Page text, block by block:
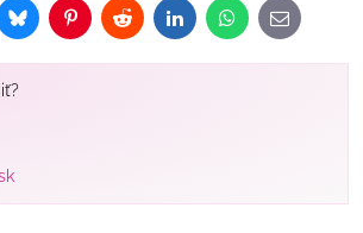
BlueskyPinterestRedditLinkedInWhatsApp
E-
mail